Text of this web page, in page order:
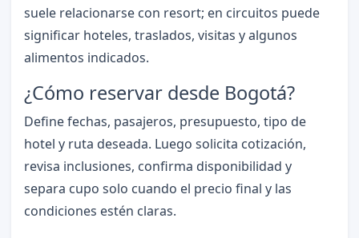
suele relacionarse con resort; en circuitos puede
significar hoteles, traslados, visitas y algunos
alimentos indicados.
¿Cómo reservar desde Bogotá?
Define fechas, pasajeros, presupuesto, tipo de
hotel y ruta deseada. Luego solicita cotización,
revisa inclusiones, confirma disponibilidad y
separa cupo solo cuando el precio final y las
condiciones estén claras.